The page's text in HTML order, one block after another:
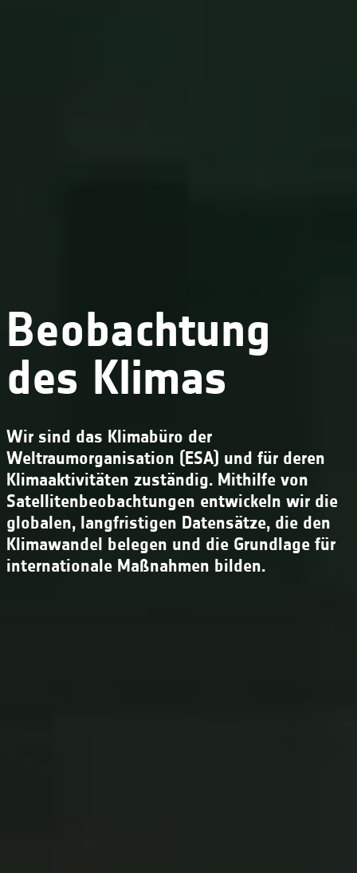
Beobachtung
des Klimas
Wir sind das Klimabüro der
Weltraumorganisation (ESA) und für deren
Klimaaktivitäten zuständig. Mithilfe von
Satellitenbeobachtungen entwickeln wir die
globalen, langfristigen Datensätze, die den
Klimawandel belegen und die Grundlage für
internationale Maßnahmen bilden.